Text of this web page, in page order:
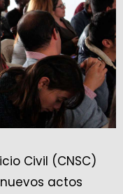
Civil (CNSC)
actos